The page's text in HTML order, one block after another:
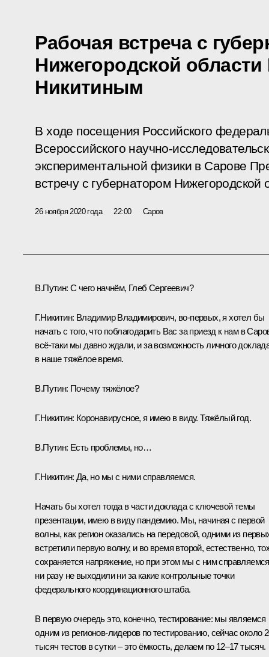
Рабочая встреча с
Нижегородской
Никитиным
В ходе посещения Российского
Всероссийского научно-
экспериментальной физики в Сарове
встречу с губернатором
26 ноября 2020 года 22:00 Саров
В.Путин: С чего начнём, Глеб Сергеевич?
Г.Никитин: Владимир Владимирович, во-первых, я хотел бы
начать с того, что поблагодарить Вас за приезд к нам в
всё-таки мы давно ждали, и за возможность личного
в наше тяжёлое время.
В.Путин: Почему тяжёлое?
Г.Никитин: Коронавирусное, я имею в виду. Тяжёлый год.
В.Путин: Есть проблемы, но…
Г.Никитин: Да, но мы с ними справляемся.
Начать бы хотел тогда в части доклада с ключевой темы
презентации, имею в виду пандемию. Мы, начиная с первой
волны, как регион оказались на передовой, одними из
встретили первую волну, и во время второй, естественно,
сохраняется напряжение, но при этом мы с ним
ни разу не выходили ни за какие контрольные точки
федерального координационного штаба.
В первую очередь это, конечно, тестирование: мы являемся
одним из регионов-лидеров по тестированию, сейчас около
тысяч тестов в сутки – это ёмкость, делаем по 12–17 тысяч.